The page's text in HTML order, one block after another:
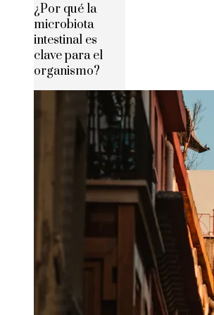
¿Por qué la
microbiota
intestinal es
clave para el
organismo?